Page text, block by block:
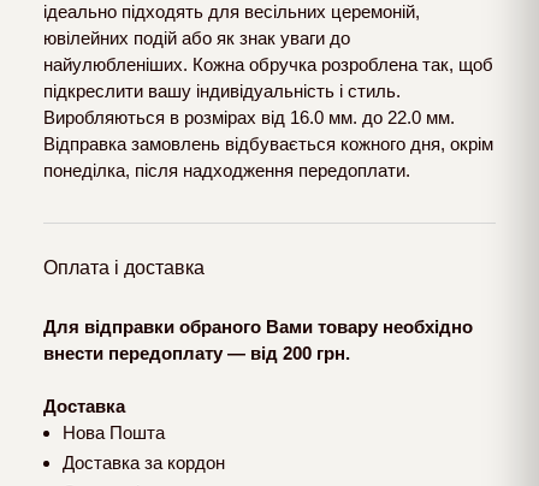
ідеально підходять для весільних церемоній,
ювілейних подій або як знак уваги до
найулюбленіших. Кожна обручка розроблена так, щоб
підкреслити вашу індивідуальність і стиль.
Виробляються в розмірах від 16.0 мм. до 22.0 мм.
Відправка замовлень відбувається кожного дня, окрім
понеділка, після надходження передоплати.
Оплата і доставка
Для відправки обраного Вами товару необхідно
внести передоплату — від 200 грн.
Доставка
Нова Пошта
Доставка за кордон